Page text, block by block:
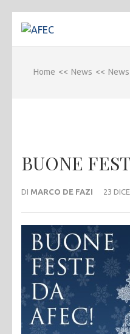
invio)
Home << News << News
BUONE
DI MARCO DE FAZI 23